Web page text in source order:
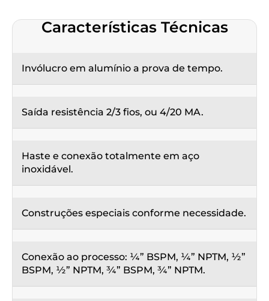
Características Técnicas
Invólucro em alumínio a prova de tempo.
Saída resistência 2/3 fios, ou 4/20 MA.
Haste e conexão totalmente em aço
inoxidável.
Construções especiais conforme necessidade.
Conexão ao processo: ¼” BSPM, ¼” NPTM, ½”
BSPM, ½” NPTM, ¾” BSPM, ¾” NPTM.